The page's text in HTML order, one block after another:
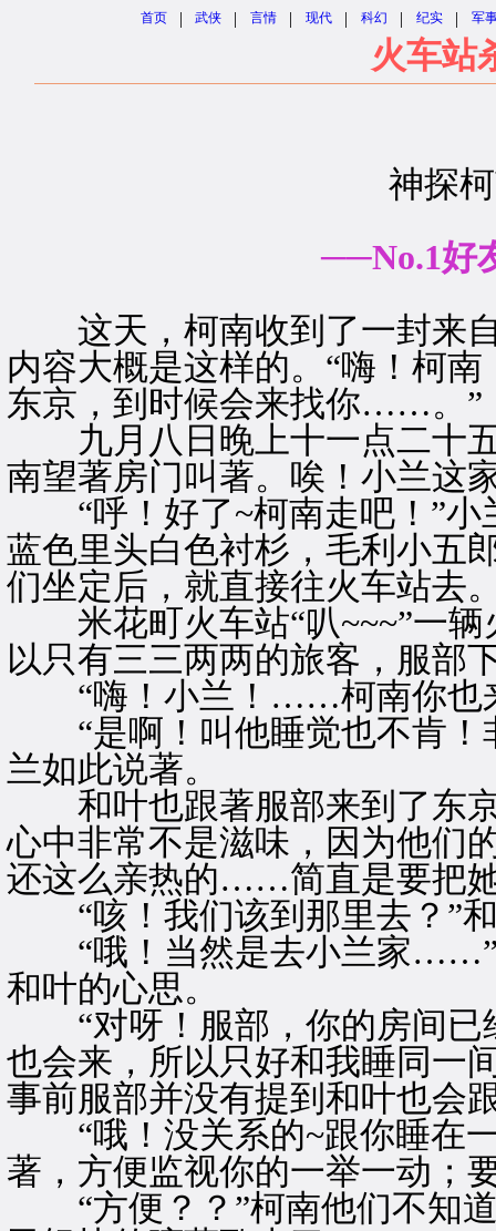
首页 | 武侠 | 言情 | 现代 | 科幻 | 纪实 | 军
火车站
神探
──No.1好
这天，柯南收到了一封来自
内容大概是这样的。“嗨！柯
东京，到时候会来找你……。”
九月八日晚上十一点二十五
南望著房门叫著。唉！小兰这
“呼！好了~柯南走吧！”小
蓝色里头白色衬杉，毛利小五
们坐定后，就直接往火车站去
米花町火车站“叭~~~”一辆
以只有三三两两的旅客，服部
“嗨！小兰！……柯南你也来
“是啊！叫他睡觉也不肯！
兰如此说著。
和叶也跟著服部来到了东京
心中非常不是滋味，因为他
还这么亲热的……简直是要把
“咳！我们该到那里去？”和
“哦！当然是去小兰家……”
和叶的心思。
“对呀！服部，你的房间已
也会来，所以只好和我睡同一
事前服部并没有提到和叶也会
“哦！没关系的~跟你睡在一
著，方便监视你的一举一动；
“方便？？”柯南他们不知道